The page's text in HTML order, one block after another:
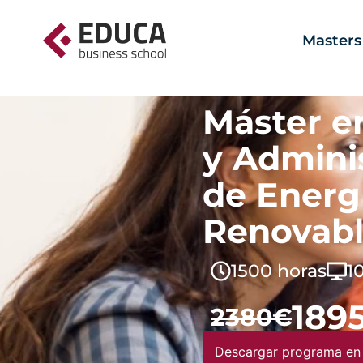
Masters
Máster
y
de
1500 horas
2380€
Descargar programa en